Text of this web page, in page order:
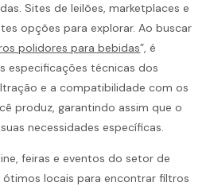
Sites de leilões, marketplaces e
opções para explorar. Ao buscar
polidores para bebidas”, é
especificações técnicas dos
e a compatibilidade com os
produz, garantindo assim que o
necessidades específicas.
feiras e eventos do setor de
locais para encontrar filtros